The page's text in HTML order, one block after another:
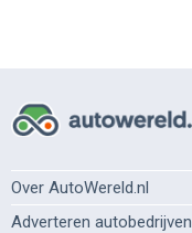
Over AutoWereld.nl
Adverteren autobedrijven